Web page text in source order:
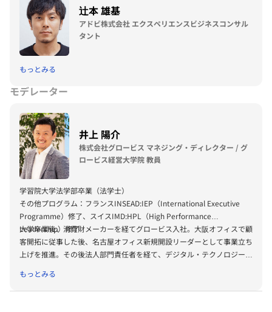
辻本 雄基
アドビ株式会社 エクスペリエンスビジネスコンサル
タント
もっとみる
モデレーター
井上 陽介
株式会社グロービス マネジング・ディレクター / グ
ロービス経営大学院 教員
学習院大学法学部卒業（法学士）
その他プログラム：フランスINSEAD:IEP（International Executive
Programme）修了、スイスIMD:HPL（High Performance
Leadership）修了
大学卒業後、消費財メーカーを経てグロービス入社。大阪オフィスで顧
客開拓に従事した後、名古屋オフィス新規開設リーダーとして事業立ち
上げを推進。その後法人部門責任者を経て、デジタル・テクノロジーで
ル・プラットフォーム部門を立ち上げ責任者として組織をリードする。
創造(ベンチャー、新規事業)領域の研究・開発グループの責任者も担
もっとみる